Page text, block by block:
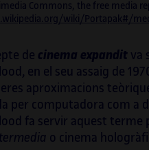
Commons, the free media
wiki/Portapak#/
de cinema expandit va
en el seu assaig de
aproximacions
per computadora com a
fa servir aquest terme
o cinema